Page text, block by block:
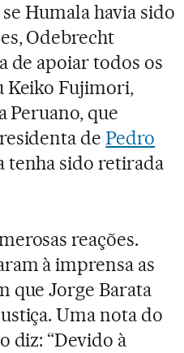
Humala havia sido
Odebrecht
de apoiar todos os
Keiko Fujimori,
Peruano, que
dePedro
tenha sido retirada
reações.
à imprensa as
que Jorge Barata
Uma nota do
diz: “Devido à